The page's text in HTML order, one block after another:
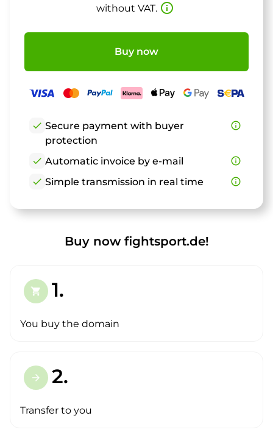
without VAT. info_outline
Buy now
check Secure payment with buyer
protection
info_outline
check Automatic invoice by e-mail
info_outline
check Simple transmission in real time info_outline
Buy now fightsport.de!
shopping_cart 1.
You buy the domain
arrow_forward 2.
Transfer to you